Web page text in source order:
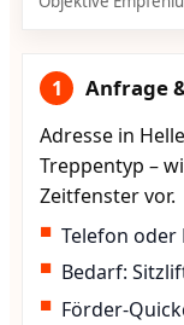
1 Anfrage
Adresse in
Treppentyp –
Zeitfenster vor.
Telefon oder
Bedarf:
Förder-